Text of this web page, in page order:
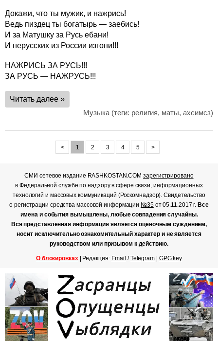
Докажи, что ты мужик, и нажрись!
Ведь пиздец ты богатырь — заебись!
И за Матушку за Русь ебани!
И нерусских из России изгони!!!
НАЖРИСЬ ЗА РУСЬ!!!
ЗА РУСЬ — НАЖРУСЬ!!!
Читать далее »
Музыка (теги: религия, маты, ахсимсз)
< 1 2 3 4 5 >
СМИ сетевое издание RASHKOSTAN.COMзарегистрировано
в Федеральной службе по надзору в сфере связи, информационных
технологий и массовых коммуникаций (Роскомнадзор). Свидетельство
о регистрации средства массовой информации №35от 05.11.2017 г.Все
имена и события вымышлены, любые совпадения случайны.
Вся представленная информация является оценочным суждением,
носит исключительно ознакомительный характер и не является
руководством или призывом к действию.
О блокировках| Редакция: Email /Telegram| GPG key